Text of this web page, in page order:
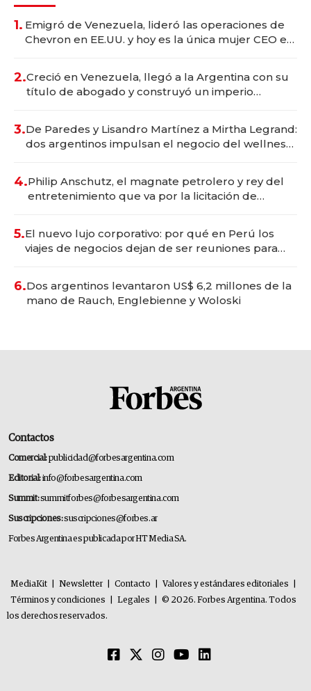
1. Emigró de Venezuela, lideró las operaciones de
Chevron en EE.UU. y hoy es la única mujer CEO en
2.Creció en Venezuela, llegó a la Argentina con su
título de abogado y construyó un imperio
3.De Paredes y Lisandro Martínez a Mirtha Legrand:
dos argentinos impulsan el negocio del wellness
4.Philip Anschutz, el magnate petrolero y rey del
entretenimiento que va por la licitación de
5.El nuevo lujo corporativo: por qué en Perú los
viajes de negocios dejan de ser reuniones para
6.Dos argentinos levantaron US$ 6,2 millones de la
mano de Rauch, Englebienne y Woloski
Contactos
Comercial:publicidad@forbesargentina.com
Editorial:info@forbesargentina.com
Summit:summitforbes@forbesargentina.com
Suscripciones:suscripciones@forbes.ar
Forbes Argentina es publicada por HT Media SA.
MediaKit Newsletter Contacto Valores y estándares editoriales
Términos y condiciones
Legales
© 2026. Forbes Argentina. Todos
los derechos reservados.